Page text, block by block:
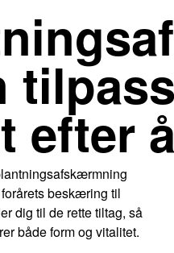
efter
beskæring til
dig til de rette tiltag, så
både form og vitalitet.